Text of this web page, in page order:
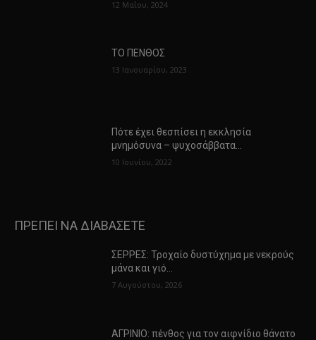
12 Μαΐου, 2024
ΤΟ ΠΕΝΘΟΣ
13 Ιανουαρίου, 2023
Πότε έχει θεσπίσει η εκκλησία
μνημόσυνα – ψυχοσάββατα…
10 Ιουνίου, 2022
ΠΡΕΠΕΙ ΝΑ ΔΙΑΒΑΣΕΤΕ
ΣΕΡΡΕΣ: Τροχαίο δυστύχημα με νεκρούς
μάνα και γιό…
7 Αυγούστου, 2026
ΑΓΡΙΝΙΟ: πένθος για τον αιφνίδιο θάνατο